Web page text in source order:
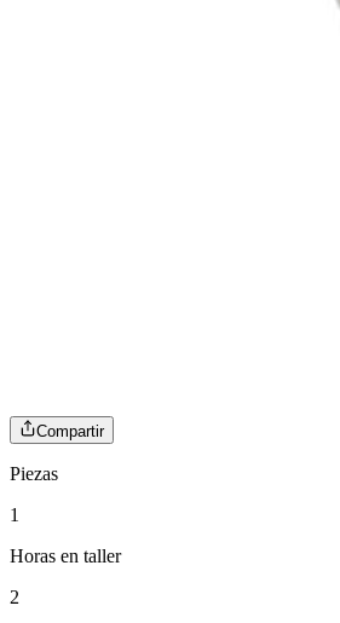
Compartir
Piezas
1
Horas en taller
2